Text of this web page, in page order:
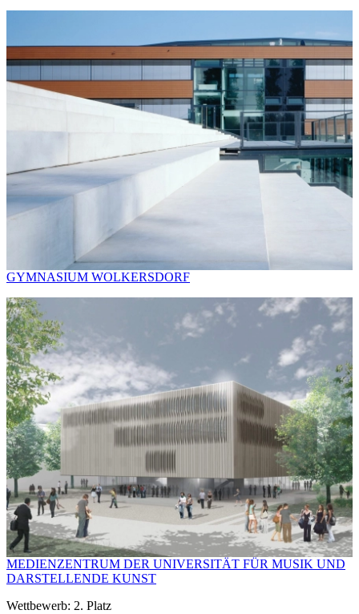
GYMNASIUM WOLKERSDORF
MEDIENZENTRUM DER UNIVERSITÄT FÜR MUSIK UND
DARSTELLENDE KUNST
Wettbewerb: 2. Platz